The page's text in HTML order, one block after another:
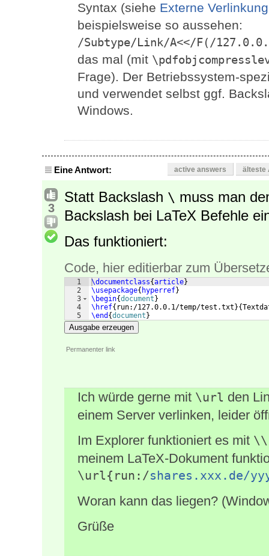
Syntax (siehe Externe
beispielsweise so aussehen:
/Subtype/Link/A<</F(/
das mal (mit
Frage). Der Betriebssystem-
und verwendet selbst ggf.
Windows.
Eine Antwort: active answers älteste
3
Statt Backslash \ muss man
Backslash bei LaTeX Befehle
Das funktioniert:
Code, hier editierbar zum
1
2
3
4
5
\documentclass{article}
\usepackage{ hyperref}
\begin{document }
\href{ run:/127.0.0.1/temp/test.txt }{
\end {document }
Ausgabe erzeugen
Permanenter link
Ich würde gerne mit \url den
einem Server verlinken, leider
Im Explorer funktioniert es mit \\
meinem LaTeX-Dokument
\url{run:/shares.xxx.de/
Woran kann das liegen?
Grüße